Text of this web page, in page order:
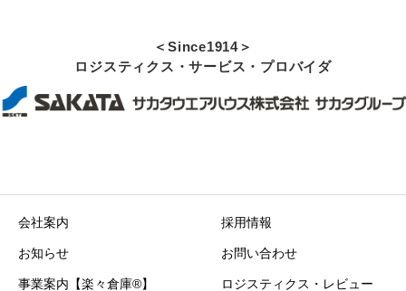
＜Since1914＞
ロジスティクス・サービス・プロバイダ
会社案内
お知らせ
事業案内【楽々倉庫®】
採用情報
お問い合わせ
ロジスティクス・レビュー